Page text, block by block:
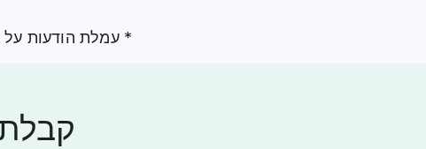
* עמלת הודעות על